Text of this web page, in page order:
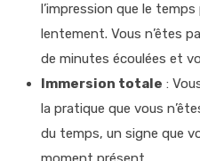
l’impression que le
lentement. Vous n’êtes
de minutes écoulées et
Immersion totale :
la pratique que vous
du temps, un signe que